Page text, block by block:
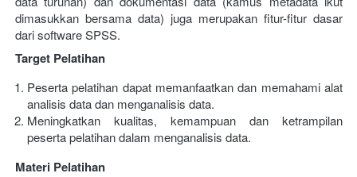
dimasukkan bersama data) juga merupakan fitur-fitur dasar
dari software SPSS.
Target Pelatihan
Peserta pelatihan dapat memanfaatkan dan memahami alat
analisis data dan menganalisis data.
Meningkatkan kualitas, kemampuan dan ketrampilan
peserta pelatihan dalam menganalisis data.
Materi Pelatihan